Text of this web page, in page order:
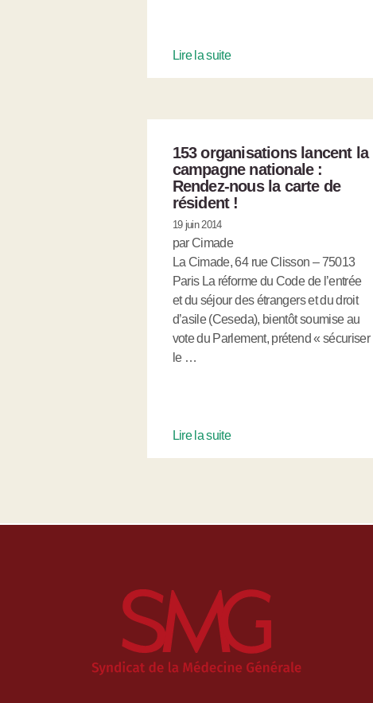
Lire la suite
153 organisations lancent la
campagne nationale :
Rendez-nous la carte de
résident !
19 juin 2014
par Cimade
La Cimade, 64 rue Clisson – 75013
Paris La réforme du Code de l’entrée
et du séjour des étrangers et du droit
d’asile (Ceseda), bientôt soumise au
vote du Parlement, prétend « sécuriser
le …
Lire la suite